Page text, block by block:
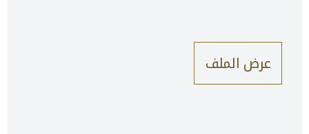
عرض الملف